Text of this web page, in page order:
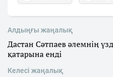
Алдыңғы жаңалық
Дастан Сәтпаев әлемнің
қатарына енді
Келесі жаңалық